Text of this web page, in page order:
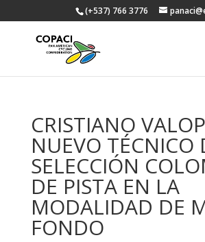
(+537) 766 3776
CRISTIANO
NUEVO TÉCNICO
SELECCIÓN
DE PISTA EN LA
MODALIDAD DE
FONDO